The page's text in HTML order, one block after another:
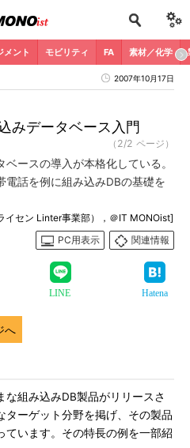
メント モビリティ FA 素材／化学
2007年10月17日
みデータベース入門
（2/2 ページ）
ースの導入が本格化している。
電話を例に組み込みDBの基礎を
イセン Linter事業部），＠IT MONOist]
PC用表示
関連情報
LINE Hatena
へ
組み込みDB製品がリリースさ
ターゲット分野を掲げ、その製品
ています。その特長の例を一部紹